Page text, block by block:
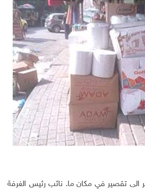
الى تقصير في مكان ما. نائب رئيس الغرفة